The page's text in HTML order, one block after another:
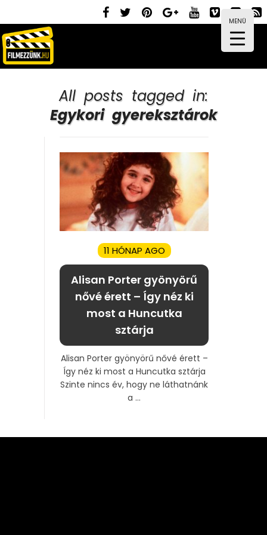
MENÜ
All posts tagged in:
Egykori gyereksztárok
11 HÓNAP AGO
Alisan Porter gyönyörű
nővé érett – Így néz ki
most a Huncutka
sztárja
Alisan Porter gyönyörű nővé érett –
Így néz ki most a Huncutka sztárja
Szinte nincs év, hogy ne láthatnánk
a ...